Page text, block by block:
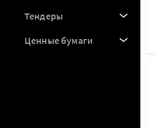
Тендеры
Ценные бумаги